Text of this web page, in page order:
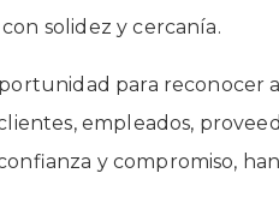
solidez y cercanía.
para reconocer
empleados,
y compromiso,